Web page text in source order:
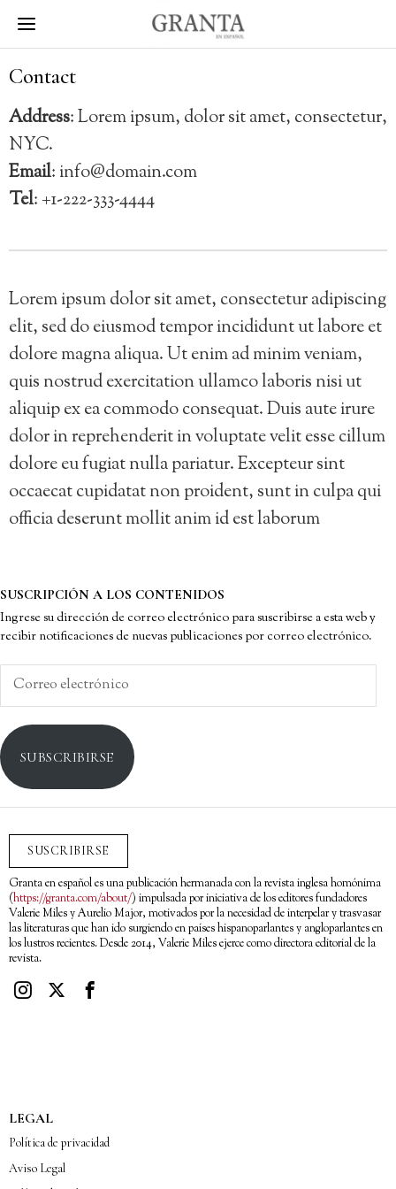
Contact
Address: Lorem ipsum, dolor sit amet, consectetur,
NYC.
Email: info@domain.com
Tel: +1-222-333-4444
Lorem ipsum dolor sit amet, consectetur adipiscing
elit, sed do eiusmod tempor incididunt ut labore et
dolore magna aliqua. Ut enim ad minim veniam,
quis nostrud exercitation ullamco laboris nisi ut
aliquip ex ea commodo consequat. Duis aute irure
dolor in reprehenderit in voluptate velit esse cillum
dolore eu fugiat nulla pariatur. Excepteur sint
occaecat cupidatat non proident, sunt in culpa qui
officia deserunt mollit anim id est laborum
SUSCRIPCIÓN A LOS CONTENIDOS
Ingrese su dirección de correo electrónico para suscribirse a esta web y
recibir notificaciones de nuevas publicaciones por correo electrónico.
electrónico
SUBSCRIBIRSE
SUSCRIBIRSE
Granta en español es una publicación hermanada con la revista inglesa homónima
(https://granta.com/about/) impulsada por iniciativa de los editores fundadores
Valerie Miles y Aurelio Major, motivados por la necesidad de interpelar y trasvasar
las literaturas que han ido surgiendo en países hispanoparlantes y angloparlantes en
los lustros recientes. Desde 2014, Valerie Miles ejerce como directora editorial de la
revista.
LEGAL
Política de privacidad
Aviso Legal